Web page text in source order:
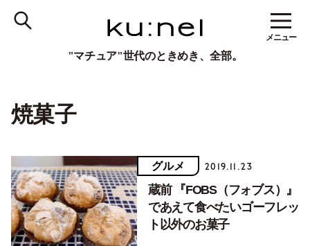
"マチュア"世代のときめき、全部。
メニュー
焼菓子
グルメ 2019.11.23
蔵前 『FOBS（フォブス）』
であえて食べたいゴーフレッ
ト以外のお菓子